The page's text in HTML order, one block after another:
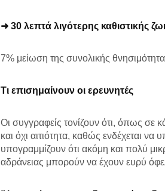
➜ 30 λεπτά λιγότερης καθιστικής
7% μείωση της συνολικής
Τι επισημαίνουν οι ερευνητές
Οι συγγραφείς τονίζουν ότι, όπως σε
και όχι αιτιότητα, καθώς ενδέχεται
υπογραμμίζουν ότι ακόμη και πολύ
αδράνειας μπορούν να έχουν ευρύ